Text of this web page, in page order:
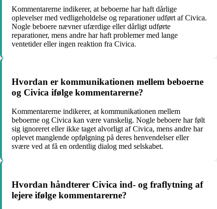
Kommentarerne indikerer, at beboerne har haft dårlige
oplevelser med vedligeholdelse og reparationer udført af Civica.
Nogle beboere nævner ufærdige eller dårligt udførte
reparationer, mens andre har haft problemer med lange
ventetider eller ingen reaktion fra Civica.
Hvordan er kommunikationen mellem beboerne
og Civica ifølge kommentarerne?
Kommentarerne indikerer, at kommunikationen mellem
beboerne og Civica kan være vanskelig. Nogle beboere har følt
sig ignoreret eller ikke taget alvorligt af Civica, mens andre har
oplevet manglende opfølgning på deres henvendelser eller
svære ved at få en ordentlig dialog med selskabet.
Hvordan håndterer Civica ind- og fraflytning af
lejere ifølge kommentarerne?